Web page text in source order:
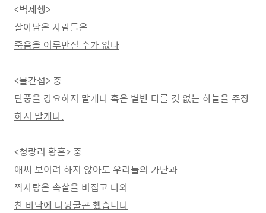
<벽제행>
살아남은 사람들은
죽음을 어루만질 수가 없다
<불간섭> 중
단풍을 강요하지 말게나 혹은 별반 다를 것 없는 하늘을 주장
하지 말게나.
<청량리 황혼> 중
애써 보이려 하지 않아도 우리들의 가난과
짝사랑은 속살을 비집고 나와
찬 바닥에 나뒹굴곤 했습니다